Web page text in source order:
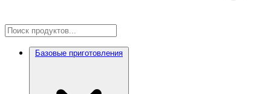
Базовые приготовления